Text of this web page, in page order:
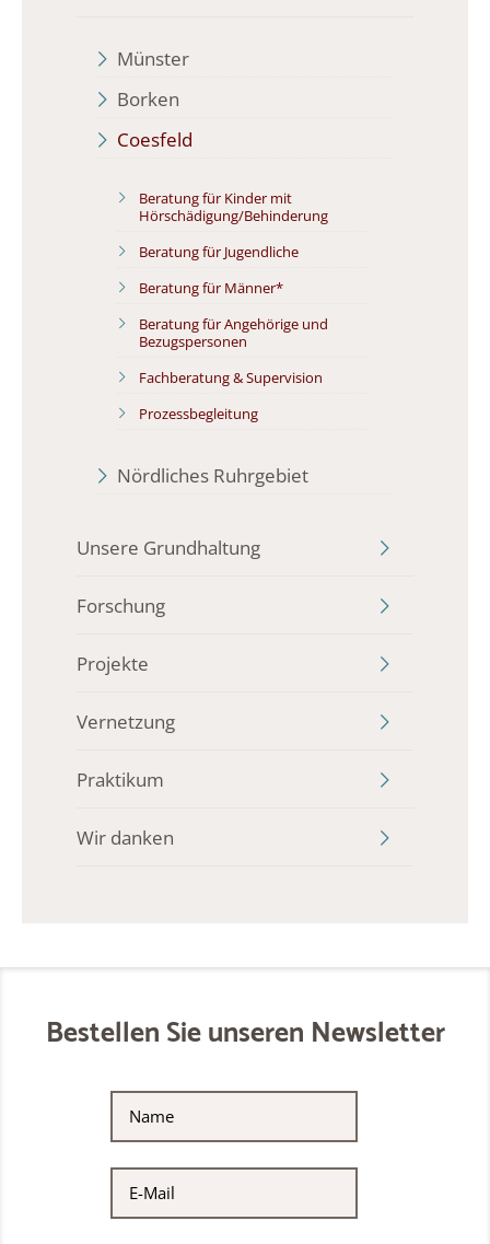
Münster
Borken
Coesfeld
Beratung für Kinder mit
Hörschädigung/Behinderung
Beratung für Jugendliche
Beratung für Männer*
Beratung für Angehörige und
Bezugspersonen
Fachberatung & Supervision
Prozessbegleitung
Nördliches Ruhrgebiet
Unsere Grundhaltung
Forschung
Projekte
Vernetzung
Praktikum
Wir danken
Bestellen Sie unseren Newsletter